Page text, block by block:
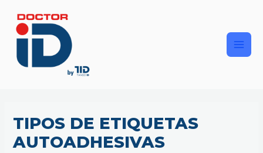
contenido
TIPOS DE ETIQUETAS
AUTOADHESIVAS